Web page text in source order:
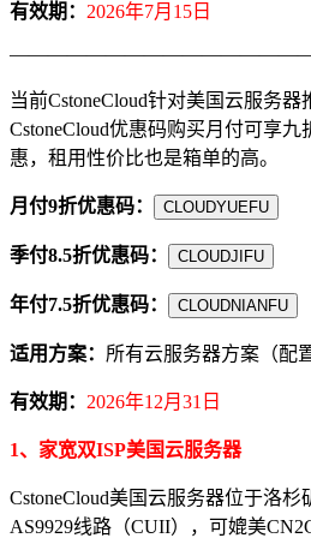
有效期： 2026年7月15日
当前CstoneCloud针对美国云服务
CstoneCloud优惠码购买月付可享
惠，租用性价比也是箱单的高。
月付9折优惠码： CLOUDYUEFU
季付8.5折优惠码： CLOUDJIFU
年付7.5折优惠码： CLOUDNIANFU
适用方案： 所有云服务器方案（配
有效期： 2026年12月31日
1、家宽双ISP美国云服务器
CstoneCloud美国云服务器位于洛
AS9929线路（CUII），可媲美